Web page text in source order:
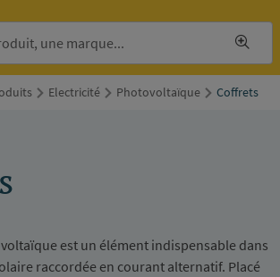
Electricité Photovoltaïque Coffrets
est un élément indispensable dans
raccordée en courant alternatif. Placé